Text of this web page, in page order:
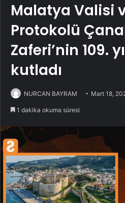
Malatya Valisi
Protokolü
Zaferi’nin 109.
kutladı
NURCAN BAYRAM Mart 18,
1 dakika okuma süresi